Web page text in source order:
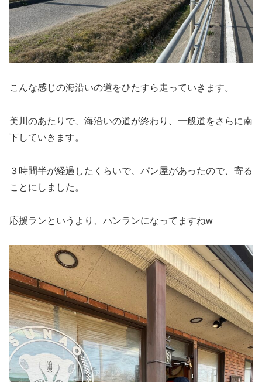
こんな感じの海沿いの道をひたすら走っていきます。
美川のあたりで、海沿いの道が終わり、一般道をさらに南
下していきます。
３時間半が経過したくらいで、パン屋があったので、寄る
ことにしました。
応援ランというより、パンランになってますねw